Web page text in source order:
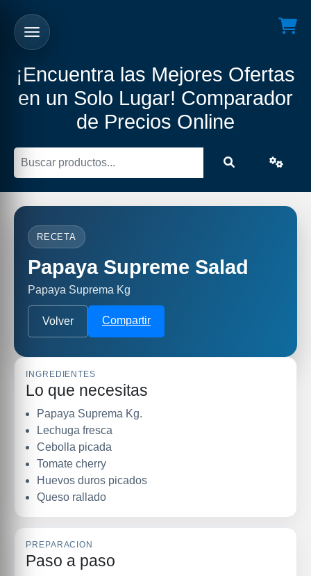
¡Encuentra las Mejores Ofertas
en un Solo Lugar! Comparador
de Precios Online
RECETA
Papaya Supreme Salad
Papaya Suprema Kg
Volver Compartir
INGREDIENTES
Lo que necesitas
Papaya Suprema Kg.
Lechuga fresca
Cebolla picada
Tomate cherry
Huevos duros picados
Queso rallado
PREPARACION
Paso a paso